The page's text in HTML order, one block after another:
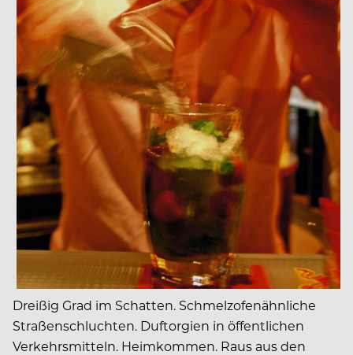
Dreißig Grad im Schatten. Schmelzofenähnliche
Straßenschluchten. Duftorgien in öffentlichen
Verkehrsmitteln. Heimkommen. Raus aus den